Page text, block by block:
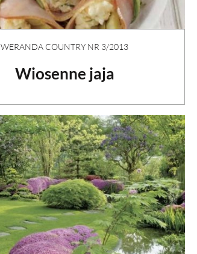
WERANDA COUNTRY NR 3/2013
Wiosenne jaja